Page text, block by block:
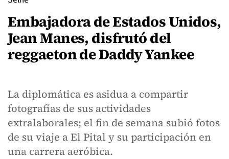
Embajadora de Estados Unidos,
Jean Manes, disfrutó del
reggaeton de Daddy Yankee
La diplomática es asidua a compartir
fotografías de sus actividades
extralaborales; el fin de semana subió fotos
de su viaje a El Pital y su participación en
una carrera aeróbica.